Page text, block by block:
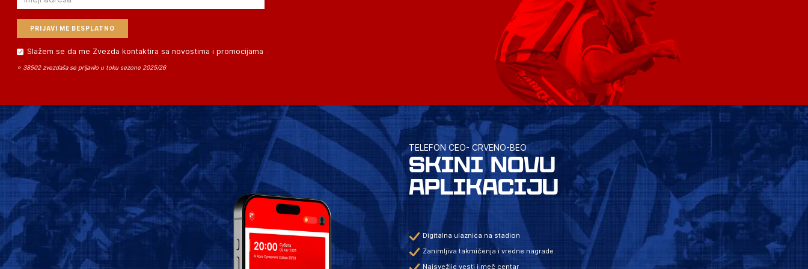
Slažem se da me Zvezda kontaktira sa novostima i promocijama
⭐ 38502 zvezdaša se prijavilo u toku sezone 2025/26
TELEFON CEO- CRVENO-BEO
SKINI NOVU
APLIKACIJU
Digitalna ulaznica na stadion
Zanimljiva takmičenja i vredne nagrade
Najsvežije vesti i meč centar